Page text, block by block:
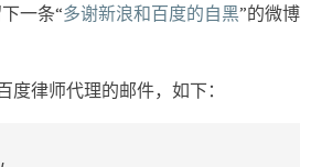
一条“多谢新浪和百度的自黑”的微博
度律师代理的邮件，如下：